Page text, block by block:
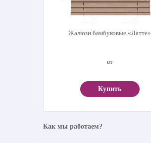
Жалюзи бамбуковые «Латте»
от
Купить
Как мы работаем?